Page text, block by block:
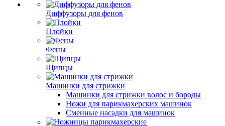
Диффузоры для фенов
Плойки
Фены
Щипцы
Машинки для стрижки
Машинки для стрижки волос и бороды
Ножи для парикмахерских машинок
Сменные насадки для машинок